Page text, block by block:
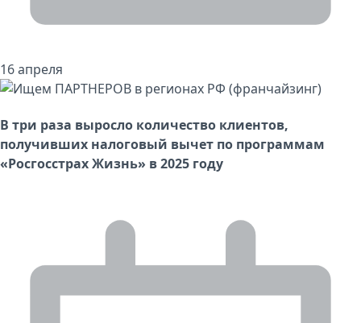
16 апреля
В три раза выросло количество клиентов,
получивших налоговый вычет по программам
«Росгосстрах Жизнь» в 2025 году